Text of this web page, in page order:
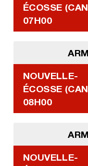
ÉCOSSE
07H00
NOUVELLE-
ÉCOSSE
08H00
NOUVELLE-